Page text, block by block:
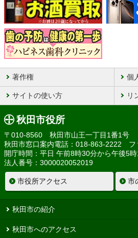
著作権 個
サイトの使い方 リ
秋田市役所
〒010-8560 秋田市山王一丁目1番1号
秋田市窓口案内電話：018-863-2222 フ
開庁時間：平日 午前8時30分から午後5
法人番号：3000020052019
市役所アクセス 市
秋田市の紹介
秋田市へのアクセス